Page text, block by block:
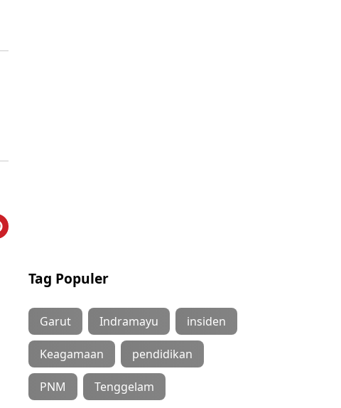
Tag Populer
Garut Indramayu insiden
Keagamaan pendidikan
PNM Tenggelam